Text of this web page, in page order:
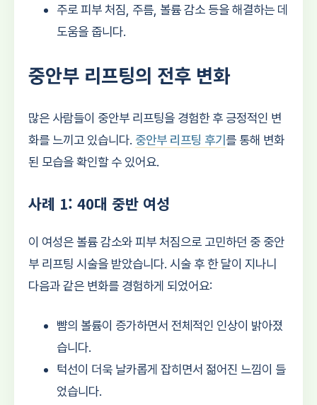
주로 피부 처짐, 주름, 볼륨 감소 등을 해결하는 데
도움을 줍니다.
중안부 리프팅의 전후 변화
많은 사람들이 중안부 리프팅을 경험한 후 긍정적인 변
화를 느끼고 있습니다. 중안부 리프팅 후기를 통해 변화
된 모습을 확인할 수 있어요.
사례 1: 40대 중반 여성
이 여성은 볼륨 감소와 피부 처짐으로 고민하던 중 중안
부 리프팅 시술을 받았습니다. 시술 후 한 달이 지나니
다음과 같은 변화를 경험하게 되었어요:
뺨의 볼륨이 증가하면서 전체적인 인상이 밝아졌
습니다.
턱선이 더욱 날카롭게 잡히면서 젊어진 느낌이 들
었습니다.